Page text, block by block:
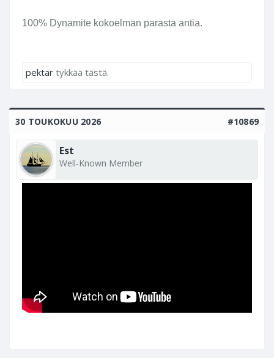
100% Dynamite kokoelman parasta antia.
pektar tykkää tästä.
30 TOUKOKUU 2026 #10869
Est
Well-Known Member